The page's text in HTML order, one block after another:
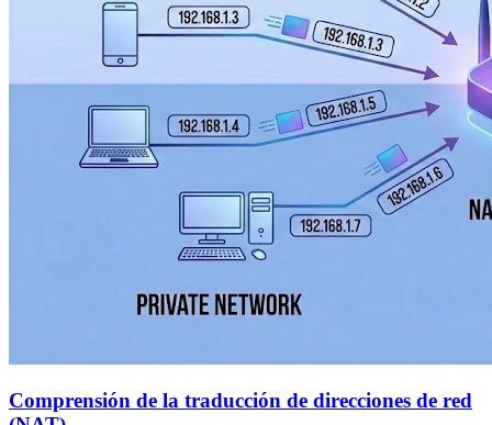
Comprensión de la traducción de direcciones de red